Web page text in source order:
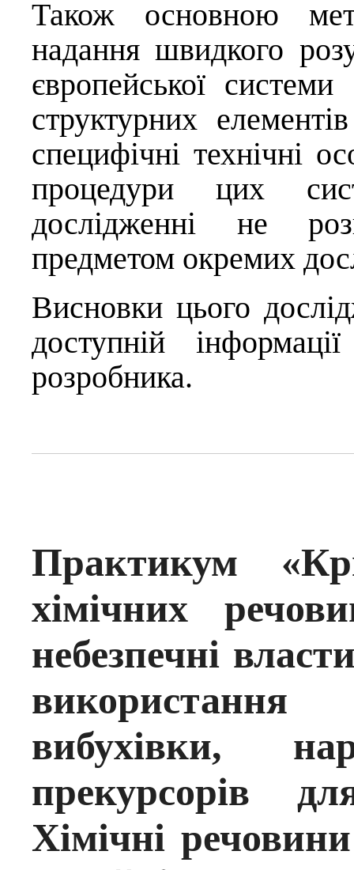
Також основною
надання швидкого
європейської
структурних
специфічні технічні
процедури цих
дослідженні не
предметом окремих
Висновки цього
доступній
розробника.
Практикум
хімічних
небезпечні
вибухівки,
прекурсорів
Хімічні